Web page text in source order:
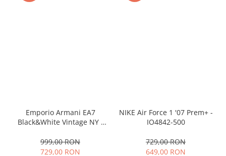
Emporio Armani EA7
Black&White Vintage NY -
999,00 RON
729,00 RON
NIKE Air Force 1 '07 Prem+ -
IO4842-500
729,00 RON
649,00 RON